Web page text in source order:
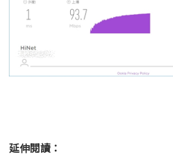
延伸閱讀：